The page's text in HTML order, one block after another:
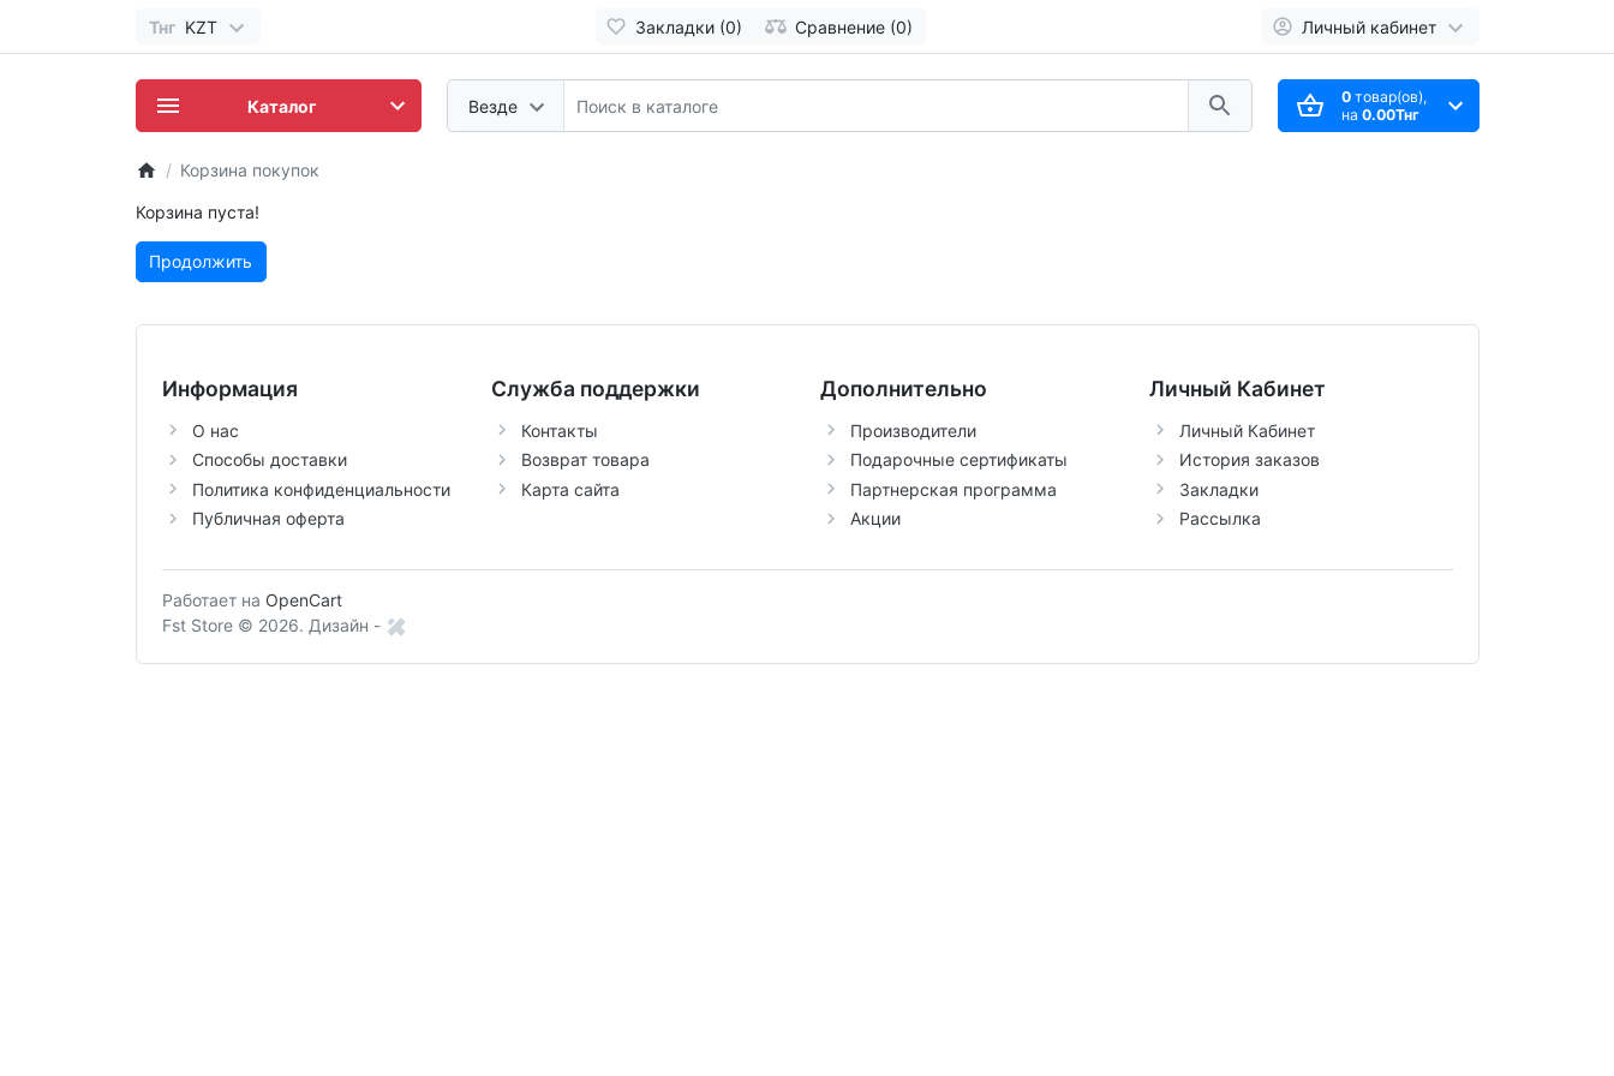
Тнг KZT Закладки (0) Сравнение (0) Личный кабинет
Везде 0товар(ов),
на 0.00Тнг
Каталог
Корзина покупок
Корзина пуста!
Продолжить
Информация
О нас
Способы доставки
Политика конфиденциальности
Публичная оферта
Служба поддержки
Контакты
Возврат товара
Карта сайта
Дополнительно
Производители
Подарочные сертификаты
Партнерская программа
Акции
Личный Кабинет
Личный Кабинет
История заказов
Закладки
Рассылка
Работает на OpenCart
Fst Store © 2026. Дизайн -